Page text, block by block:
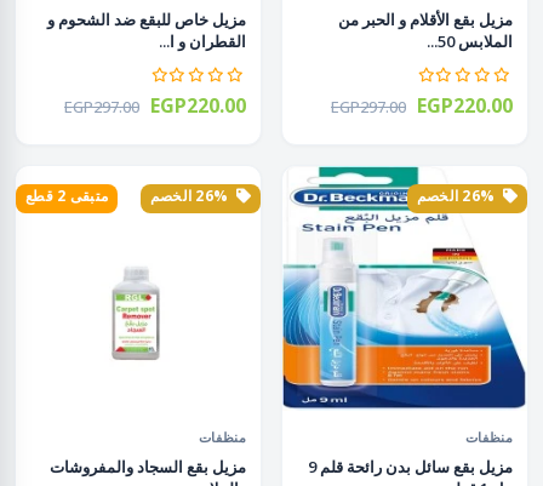
مزيل بقع الأقلام و الحبر من
الملابس 50...
EGP297.00 EGP220.00
مزيل خاص للبقع ضد الشحوم و
القطران و ا...
EGP297.00 EGP220.00
منظفات
مزيل بقع سائل بدن رائحة قلم 9
متبقى 2 قطع
منظفات
مزيل بقع السجاد والمفروشات